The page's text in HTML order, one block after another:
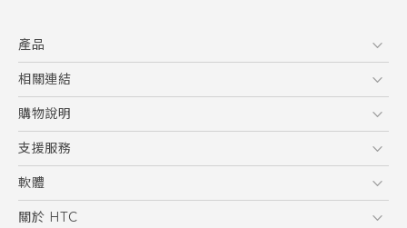
User manual
產品
5G
智慧型手機
配件
相關連結
HTC Research
購物說明
購物須知
訂單管理
付款方式
支援服務
到府收送維修服務
服務中心資訊
軟體
應用程式
關於 HTC